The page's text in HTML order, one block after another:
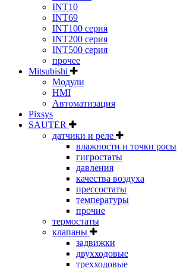
INT10
INT69
INT100 серия
INT200 серия
INT500 серия
прочее
Mitsubishi
Модули
HMI
Автоматизация
Pixsys
SAUTER
датчики и реле
влажности и точки росы
гигростаты
давления
качества воздуха
прессостаты
температуры
прочие
термостаты
клапаны
задвижки
двухходовые
трехходовые